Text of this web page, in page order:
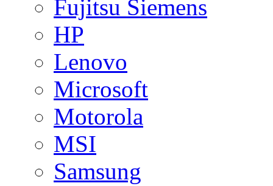
Fujitsu Siemens
HP
Lenovo
Microsoft
Motorola
MSI
Samsung